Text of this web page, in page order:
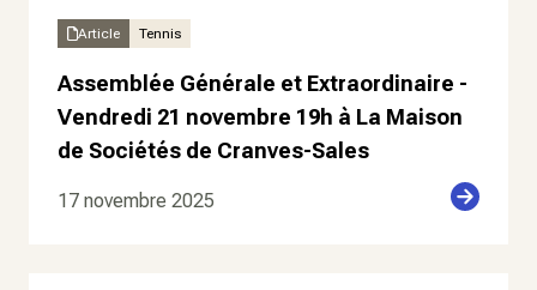
Article Tennis
Assemblée Générale et Extraordinaire -
Vendredi 21 novembre 19h à La Maison
de Sociétés de Cranves-Sales
17 novembre 2025